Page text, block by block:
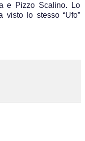
e Pizzo Scalino. Lo
lo stesso “Ufo”